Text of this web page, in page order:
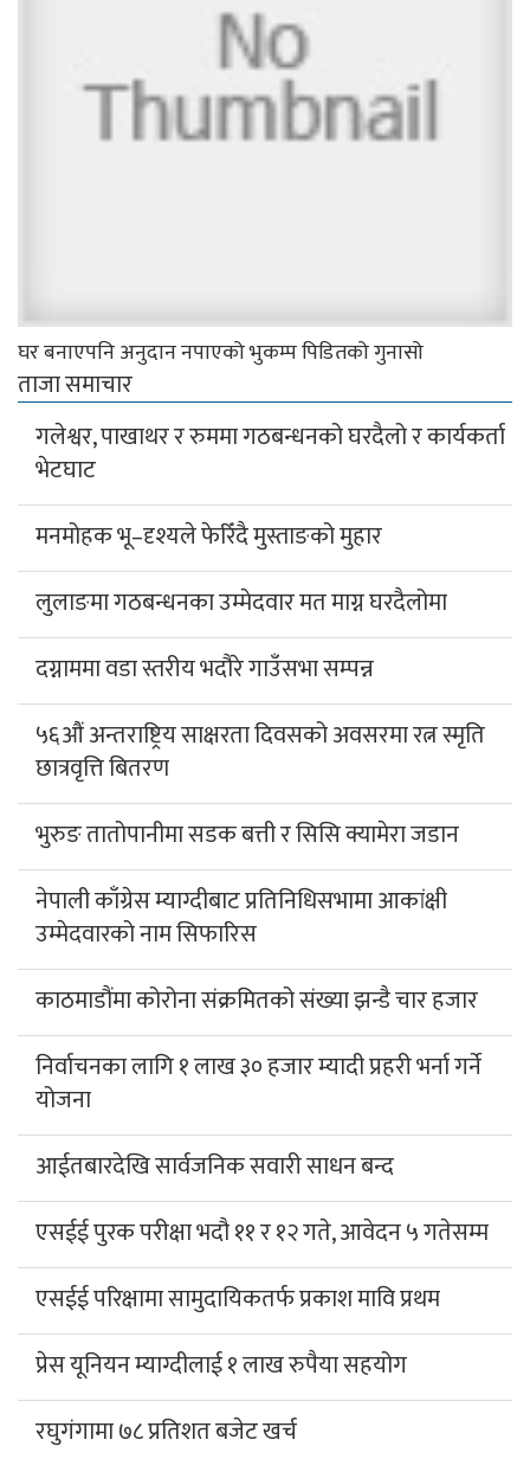
घर बनाएपनि अनुदान नपाएको भुकम्प पिडितको गुनासो
ताजा समाचार
गलेश्वर, पाखाथर र रुममा गठबन्धनको घरदैलो र कार्यकर्ता
भेटघाट
मनमोहक भू–दृश्यले फेरिँदै मुस्ताङको मुहार
लुलाङमा गठबन्धनका उम्मेदवार मत माग्न घरदैलोमा
दग्नाममा वडा स्तरीय भदौरे गाउँसभा सम्पन्न
५६औं अन्तराष्ट्रिय साक्षरता दिवसको अवसरमा रत्न स्मृति
छात्रवृत्ति बितरण
भुरुङ तातोपानीमा सडक बत्ती र सिसि क्यामेरा जडान
नेपाली काँग्रेस म्याग्दीबाट प्रतिनिधिसभामा आकांक्षी
उम्मेदवारको नाम सिफारिस
काठमाडौंमा कोरोना संक्रमितको संख्या झन्डै चार हजार
निर्वाचनका लागि १ लाख ३० हजार म्यादी प्रहरी भर्ना गर्ने
योजना
आईतबारदेखि सार्वजनिक सवारी साधन बन्द
एसईई पुरक परीक्षा भदौ ११ र १२ गते, आवेदन ५ गतेसम्म
एसईई परिक्षामा सामुदायिकतर्फ प्रकाश मावि प्रथम
प्रेस यूनियन म्याग्दीलाई १ लाख रुपैया सहयोग
रघुगंगामा ७८ प्रतिशत बजेट खर्च